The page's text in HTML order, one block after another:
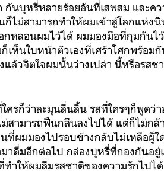
นบุหรี่หลายร้อยอันที่เสพสม และคว
ม่สามารถทำให้ผมเข้าสู่โลกแห่ง
กหลอนผมไว้ได้ ผมมองมือที่กุมกันไ
เห็นใบหน้าตัวเองที่เศร้าโศกพร้อม
ล้วจิตใจผมนั้นว่างเปล่า นี้หรือรสช
รก็ว่าละมุนลื่นลิ้น รสที่ใครๆก็พูดว่า
สามารถฟืนกลืนลงไปได้ แต่ก็ไม่กล้
ที่ผมมองไปรอบข้างกลับไม่เหลือผู็ใ
าดื่มอีกต่อไป กล่องบุหรี่ที่กองกันอยู๋
ทำให้ผมลืมรสชาติของความรักไปได้